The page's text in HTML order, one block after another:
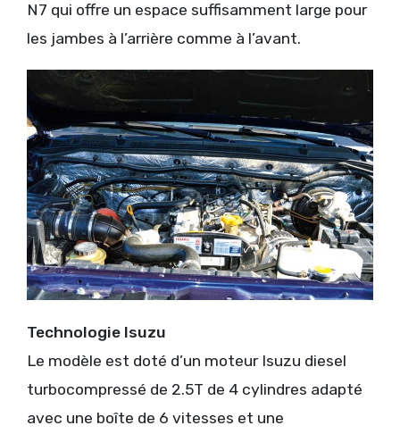
N7 qui offre un espace suffisamment large pour
les jambes à l’arrière comme à l’avant.
Technologie Isuzu
Le modèle est doté d’un moteur Isuzu diesel
turbocompressé de 2.5T de 4 cylindres adapté
avec une boîte de 6 vitesses et une